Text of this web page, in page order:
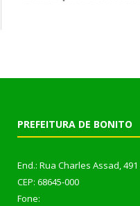
PREFEITURA DE BONITO
End.: Rua Charles Assad,
CEP: 68645-000
Fone: